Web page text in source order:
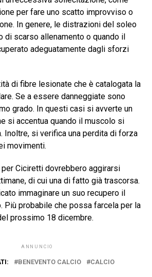
per fare uno scatto improvviso o
In genere, le distrazioni del soleo
di scarso allenamento o quando il
adeguatamente dagli sforzi
di fibre lesionate che è catalogata la
Se a essere danneggiate sono
grado. In questi casi si avverte un
si accentua quando il muscolo si
Inoltre, si verifica una perdita di forza
movimenti.
Ciciretti dovrebbero aggirarsi
di cui una di fatto già trascorsa.
immaginare un suo recupero il
Più probabile che possa farcela per la
prossimo 18 dicembre.
ANNUNCIO
BENEVENTO CALCIO
CALCIO